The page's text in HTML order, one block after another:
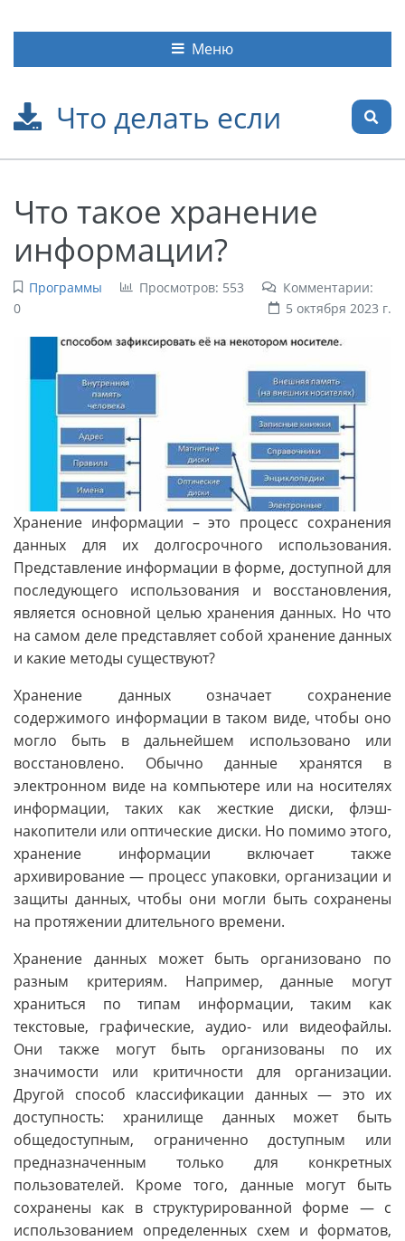
Что делать если
Меню
Что такое хранение
информации?
Программы Просмотров: 553
Комментарии:
0
5 октября 2023 г.
Хранение информации – это процесс сохранения
данных для их долгосрочного использования.
Представление информации в форме, доступной для
последующего использования и восстановления,
является основной целью хранения данных. Но что
на самом деле представляет собой хранение данных
и какие методы существуют?
Хранение данных означает сохранение
содержимого информации в таком виде, чтобы оно
могло быть в дальнейшем использовано или
восстановлено. Обычно данные хранятся в
электронном виде на компьютере или на носителях
информации, таких как жесткие диски, флэш-
накопители или оптические диски. Но помимо этого,
хранение информации включает также
архивирование — процесс упаковки, организации и
защиты данных, чтобы они могли быть сохранены
на протяжении длительного времени.
Хранение данных может быть организовано по
разным критериям. Например, данные могут
храниться по типам информации, таким как
текстовые, графические, аудио- или видеофайлы.
Они также могут быть организованы по их
значимости или критичности для организации.
Другой способ классификации данных — это их
доступность: хранилище данных может быть
общедоступным, ограниченно доступным или
предназначенным только для конкретных
пользователей. Кроме того, данные могут быть
сохранены как в структурированной форме — с
использованием определенных схем и форматов,